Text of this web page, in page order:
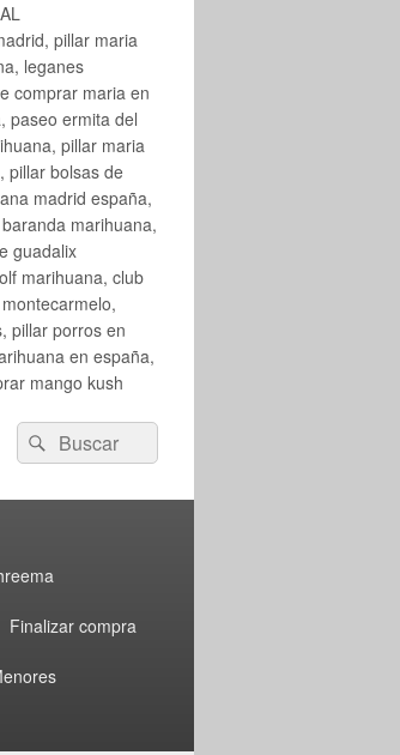
pillar maria
leganes
comprar maria en
paseo ermita del
pillar maria
pillar bolsas de
madrid españa,
marihuana,
guadalix
marihuana, club
pillar porros en
en españa,
mango kush
Buscar
por:
Buscar
Finalizar compra